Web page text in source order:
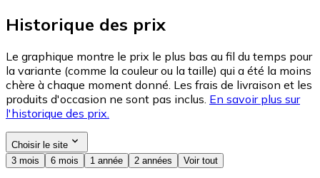
Historique des prix
Le graphique montre le prix le plus bas au fil du temps pour
la variante (comme la couleur ou la taille) qui a été la moins
chère à chaque moment donné. Les frais de livraison et les
produits d'occasion ne sont pas inclus. En savoir plus sur
l'historique des prix.
Choisir le site
3 mois
6 mois 1 année 2 années Voir tout